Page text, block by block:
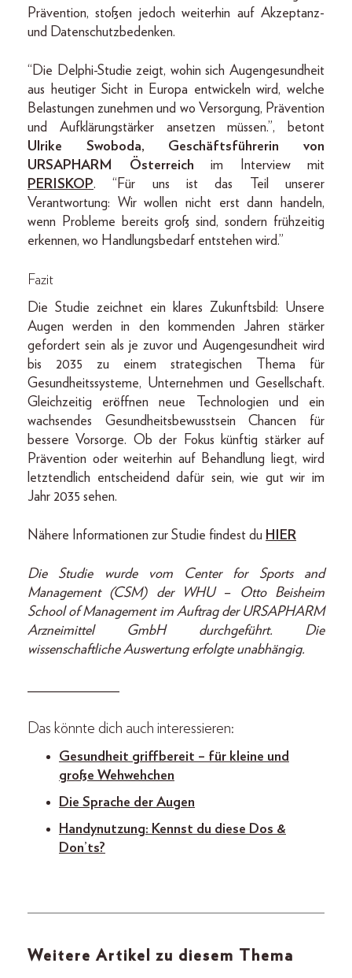
Prävention, stoßen jedoch weiterhin auf Akzeptanz-
und Datenschutzbedenken.
“Die Delphi-Studie zeigt, wohin sich Augengesundheit
aus heutiger Sicht in Europa entwickeln wird, welche
Belastungen zunehmen und wo Versorgung, Prävention
und Aufklärungstärker ansetzen müssen.”, betont
Ulrike Swoboda, Geschäftsführerin von
URSAPHARM Österreich im Interview mit
PERISKOP. “Für uns ist das Teil unserer
Verantwortung: Wir wollen nicht erst dann handeln,
wenn Probleme bereits groß sind, sondern frühzeitig
erkennen, wo Handlungsbedarf entstehen wird.”
Fazit
Die Studie zeichnet ein klares Zukunftsbild: Unsere
Augen werden in den kommenden Jahren stärker
gefordert sein als je zuvor und Augengesundheit wird
bis 2035 zu einem strategischen Thema für
Gesundheitssysteme, Unternehmen und Gesellschaft.
Gleichzeitig eröffnen neue Technologien und ein
wachsendes Gesundheitsbewusstsein Chancen für
bessere Vorsorge. Ob der Fokus künftig stärker auf
Prävention oder weiterhin auf Behandlung liegt, wird
letztendlich entscheidend dafür sein, wie gut wir im
Jahr 2035 sehen.
Nähere Informationen zur Studie findest du HIER
Die Studie wurde vom Center for Sports and
Management (CSM) der WHU – Otto Beisheim
School of Management im Auftrag der URSAPHARM
Arzneimittel GmbH durchgeführt. Die
wissenschaftliche Auswertung erfolgte unabhängig.
_____________
Das könnte dich auch interessieren:
Gesundheit griffbereit – für kleine und
große Wehwehchen
Die Sprache der Augen
Handynutzung: Kennst du diese Dos &
Don’ts?
Weitere Artikel zu diesem Thema